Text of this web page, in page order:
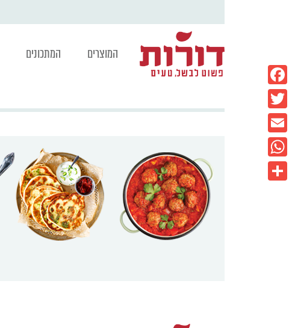
המוצרים המתכונים
Facebook
Twitter
Email
WhatsApp